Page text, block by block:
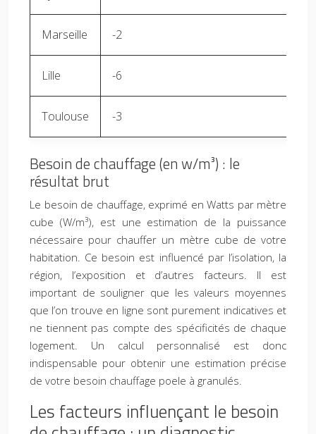
Marseille -2
Lille -6
Toulouse -3
Besoin de chauffage (en w/m³) : le
résultat brut
Le besoin de chauffage, exprimé en Watts par mètre
cube (W/m³), est une estimation de la puissance
nécessaire pour chauffer un mètre cube de votre
habitation. Ce besoin est influencé par l’isolation, la
région, l’exposition et d’autres facteurs. Il est
important de souligner que les valeurs moyennes
que l’on trouve en ligne sont purement indicatives et
ne tiennent pas compte des spécificités de chaque
logement. Un calcul personnalisé est donc
indispensable pour obtenir une estimation précise
de votre besoin chauffage poele à granulés.
Les facteurs influençant le besoin